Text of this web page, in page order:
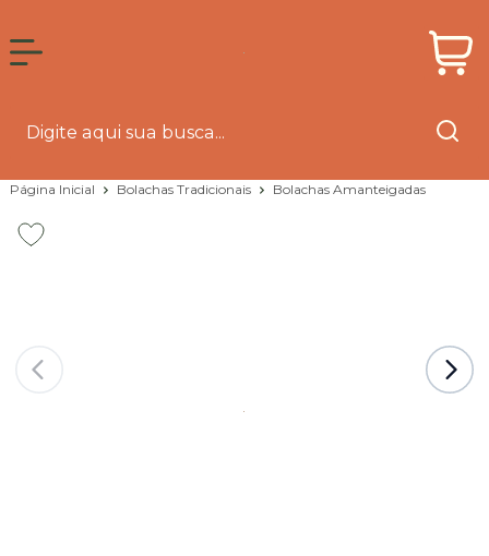
Página Inicial Bolachas Tradicionais Bolachas Amanteigadas